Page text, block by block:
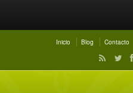
Inicio Blog Contacto